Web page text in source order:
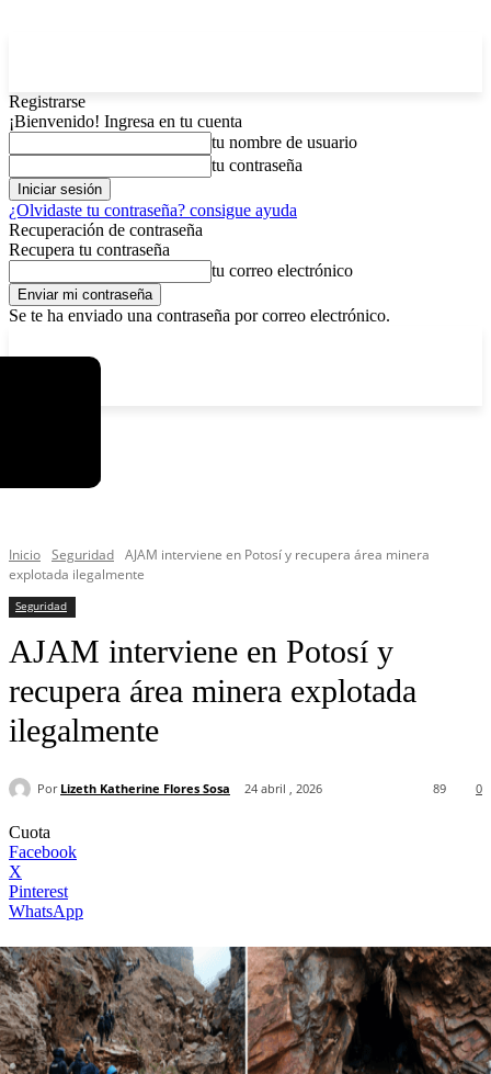
Registrarse
¡Bienvenido! Ingresa en tu cuenta
tu nombre de usuario
tu contraseña
¿Olvidaste tu contraseña? consigue ayuda
Recuperación de contraseña
Recupera tu contraseña
tu correo electrónico
Se te ha enviado una contraseña por correo electrónico.
Inicio Seguridad AJAM interviene en Potosí y recupera área minera
explotada ilegalmente
Seguridad
AJAM interviene en Potosí y
recupera área minera explotada
ilegalmente
Por Lizeth Katherine Flores Sosa 24 abril , 2026 0
89
Cuota
Facebook
X
Pinterest
WhatsApp